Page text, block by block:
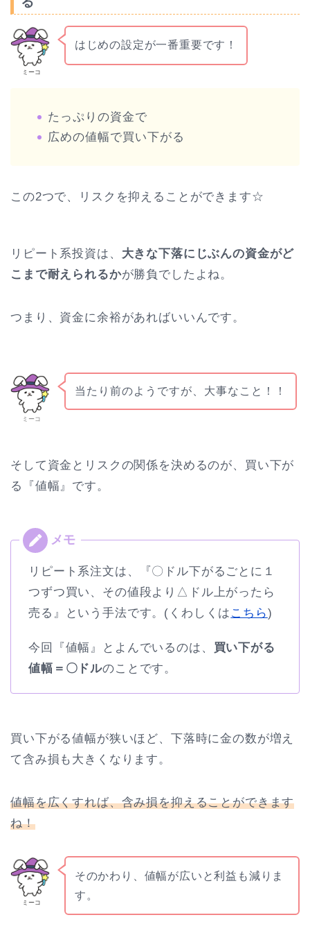
ミーコ
はじめの設定が一番重要です！
たっぷりの資金で
広めの値幅で買い下がる
この2つで、リスクを抑えることができます☆
リピート系投資は、 大きな下落にじぶんの資金がど
こまで耐えられるかが勝負でしたよね。
つまり、資金に余裕があればいいんです。
ミーコ
当たり前のようですが、大事なこと！！
そして資金とリスクの関係を決めるのが、買い下が
る『値幅』です。
リピート系注文は、『〇ドル下がるごとに１
つずつ買い、その値段より△ドル上がったら
売る』という手法です。(くわしくは こちら)
今回『値幅』とよんでいるのは、 買い下がる
値幅＝〇ドルのことです。
買い下がる値幅が狭いほど、下落時に金の数が増え
て含み損も大きくなります。
値幅を広くすれば、含み損を抑えることができます
ね！
ミーコ
そのかわり、値幅が広いと利益も減りま
す。